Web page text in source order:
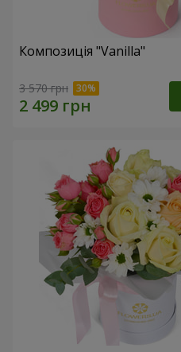
Композиція "Vanilla"
3 570 грн